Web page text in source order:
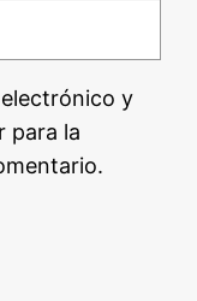
y
para la